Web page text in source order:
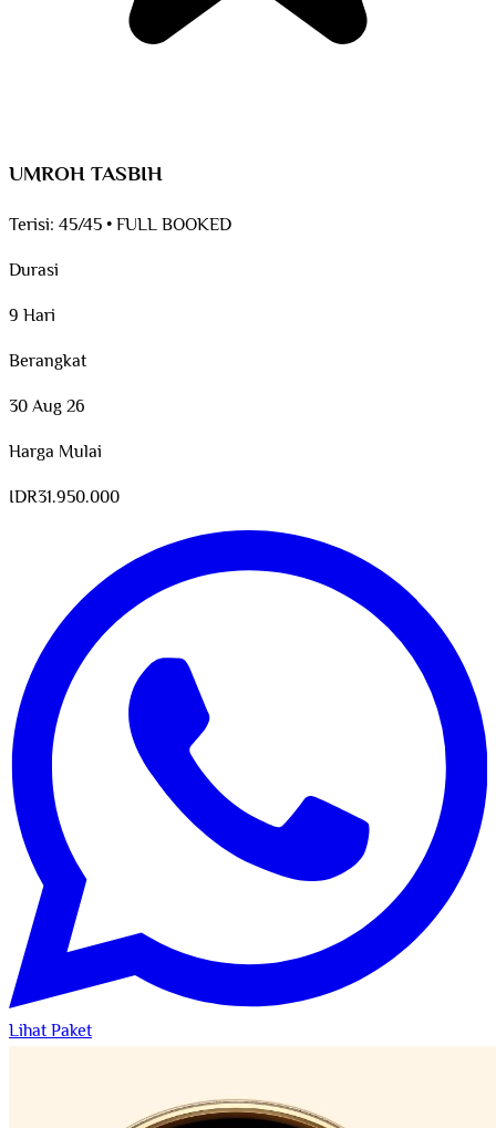
UMROH TASBIH
Terisi: 45/45•FULL BOOKED
Durasi
9 Hari
Berangkat
30 Aug 26
Harga Mulai
IDR31.950.000
Lihat Paket